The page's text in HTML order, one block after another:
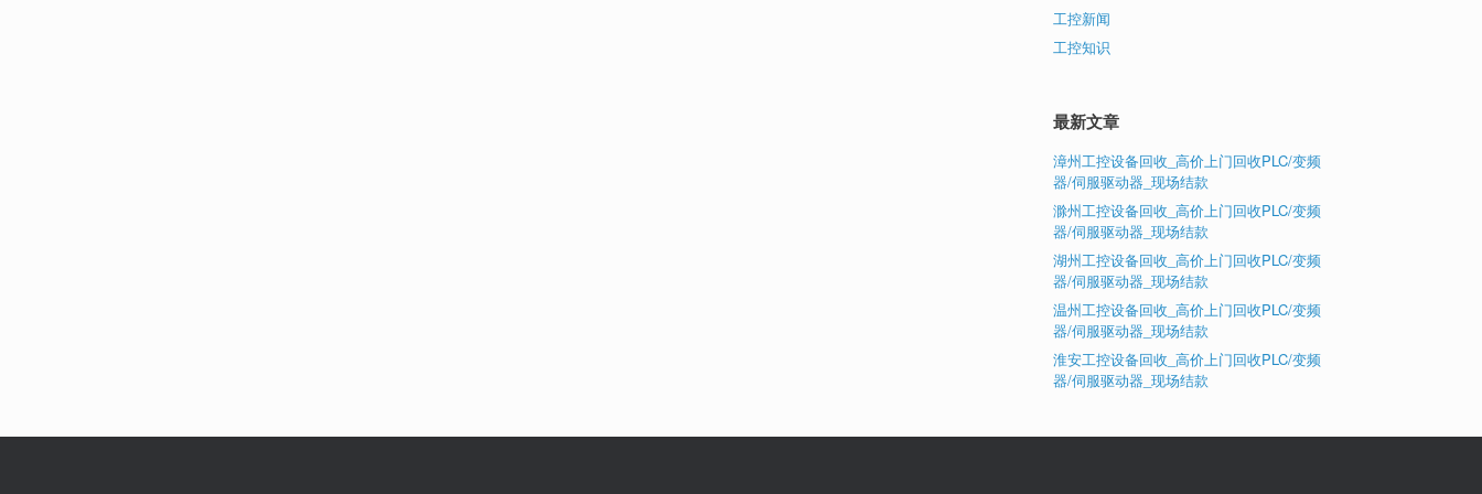
工控新闻
工控知识
最新文章
漳州工控设备回收_高价上门回收PLC/变频
器/伺服驱动器_现场结款
滁州工控设备回收_高价上门回收PLC/变频
器/伺服驱动器_现场结款
湖州工控设备回收_高价上门回收PLC/变频
器/伺服驱动器_现场结款
温州工控设备回收_高价上门回收PLC/变频
器/伺服驱动器_现场结款
淮安工控设备回收_高价上门回收PLC/变频
器/伺服驱动器_现场结款